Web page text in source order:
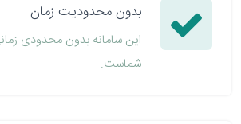
بدون محدودیت زمان
این سامانه بدون محدودی
شماست.